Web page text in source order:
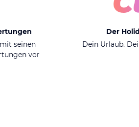
seinen
vor
Der
Dein Urlaub.